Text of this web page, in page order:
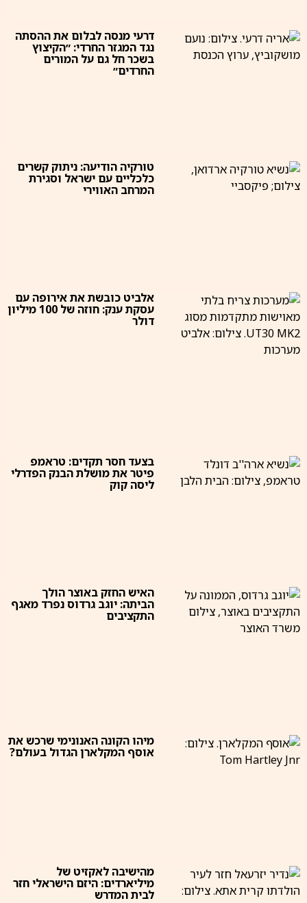
דרעי מנסה לבלום את ההסתה
נגד המגזר החרדי: ״הקיצוץ
בשכר חל גם על המורים
החרדים״
טורקיה הודיעה: ניתוק קשרים
כלכליים עם ישראל וסגירת
המרחב האווירי
אלביט כובשת את אירופה עם
עסקת ענק: חוזה של 100 מיליון
דולר
בצעד חסר תקדים: טראמפ
פיטר את מושלת הבנק הפדרלי
ליסה קוק
האיש החזק באוצר הולך
הביתה: יוגב גרדוס נפרד מאגף
התקציבים
מיהו הקונה האנונימי שרכש את
אוסף המקלארן הגדול בעולם?
מהישיבה לאקזיט של
מיליארדים: היזם הישראלי חזר
לבית המדרש